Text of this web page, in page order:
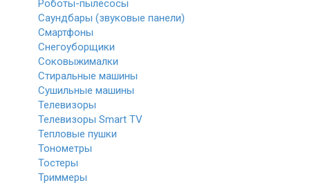
Роботы-пылесосы
Саундбары (звуковые панели)
Смартфоны
Снегоуборщики
Соковыжималки
Стиральные машины
Сушильные машины
Телевизоры
Телевизоры Smart TV
Тепловые пушки
Тонометры
Тостеры
Триммеры